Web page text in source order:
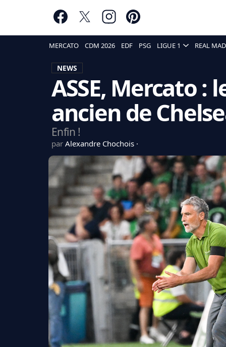
MERCATO CDM 2026 EDF PSG LIGUE 1 REAL
NEWS
ASSE, Mercato :
ancien de
Enfin !
par Alexandre Chochois